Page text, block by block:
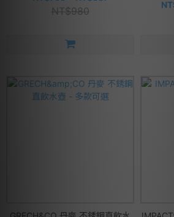
NT$980